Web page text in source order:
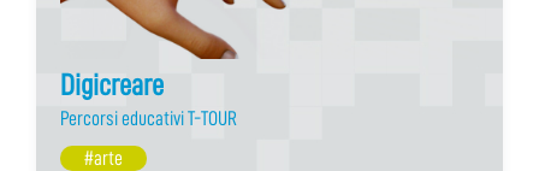
Digicreare
Percorsi educativi T-TOUR
#arte